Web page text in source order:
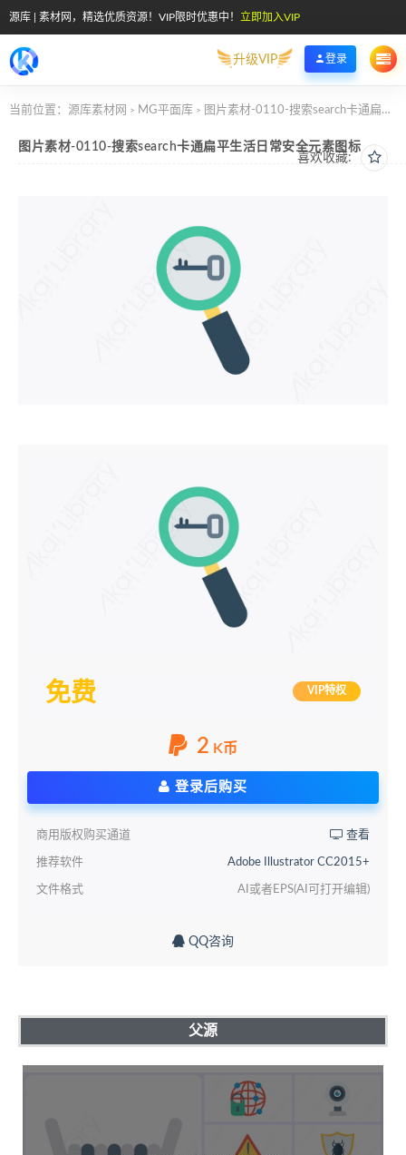
源库 | 素材网，精选优质资源！VIP限时优惠中！ 立即加入VIP
升级VIP 登录
当前位置： 源库素材网 > MG平面库 > 图片素材-0110-搜索search卡通扁平生活日常安全元素图标
喜欢收藏:
图片素材-0110-搜索search卡通扁平生活日常安全元素图标
免费 VIP特权
2 K币
登录后购买
商用版权购买通道 查看
推荐软件 Adobe Illustrator CC2015+
文件格式 AI或者EPS(AI可打开编辑)
QQ咨询
父源